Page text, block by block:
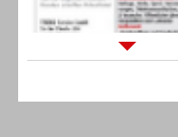
Sprachdialogsysteme u. Ki/